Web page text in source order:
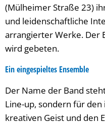
(Mülheimer Straße 23)
und leidenschaftliche
arrangierter Werke. Der
wird gebeten.
Ein eingespieltes Ensemble
Der Name der Band
Line-up, sondern für
kreativen Geist und den